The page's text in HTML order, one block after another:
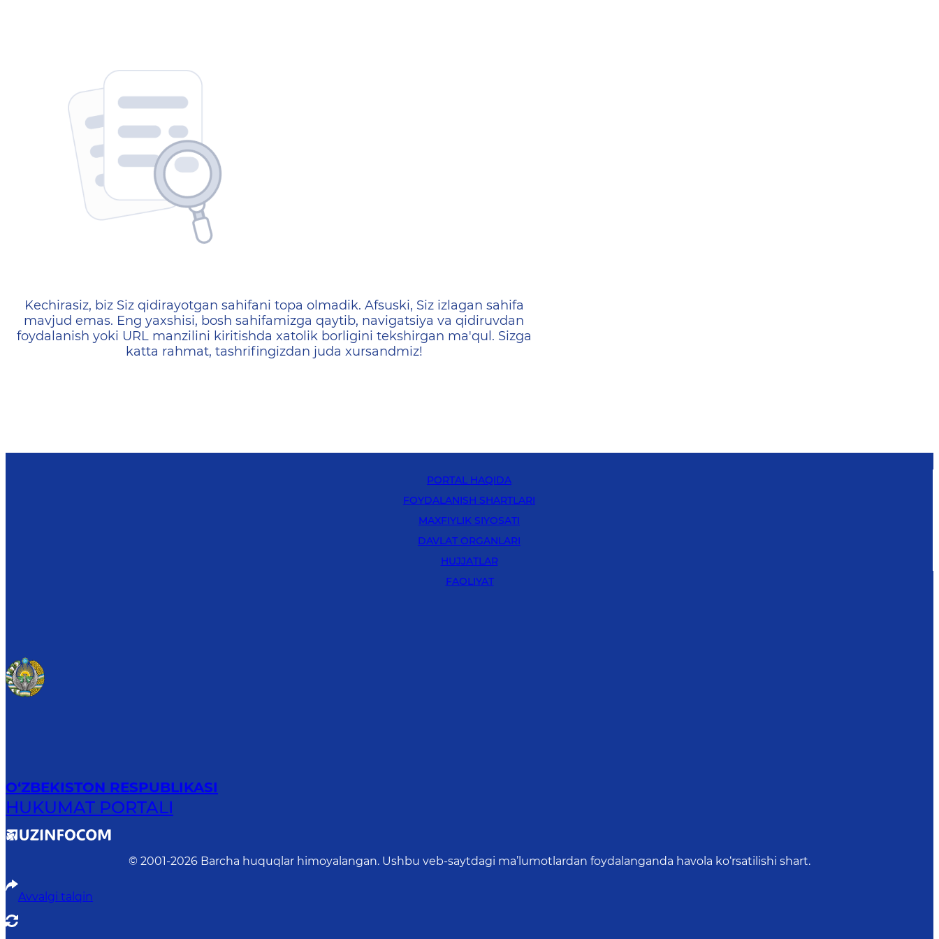
404 — Страница не найдена
Kechirasiz, biz Siz qidirayotgan sahifani topa olmadik. Afsuski, Siz izlagan sahifa
mavjud emas. Eng yaxshisi, bosh sahifamizga qaytib, navigatsiya va qidiruvdan
foydalanish yoki URL manzilini kiritishda xatolik borligini tekshirgan ma'qul. Sizga
katta rahmat, tashrifingizdan juda xursandmiz!
PORTAL HAQIDA
FOYDALANISH SHARTLARI
MAXFIYLIK SIYOSATI
DAVLAT ORGANLARI
HUJJATLAR
FAOLIYAT
O‘ZBEKISTON RESPUBLIKASI
HUKUMAT PORTALI
© 2001-2026 Barcha huquqlar himoyalangan. Ushbu veb-saytdagi ma’lumotlardan foydalanganda havola ko‘rsatilishi shart.
Avvalgi talqin